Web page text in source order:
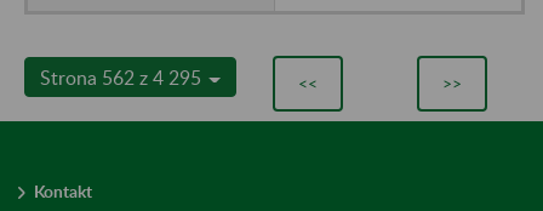
Strona 562 z 4 295 << >>
Kontakt